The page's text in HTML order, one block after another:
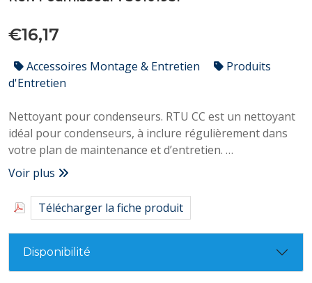
€16,17
Accessoires Montage & Entretien
Produits
d'Entretien
Nettoyant pour condenseurs. RTU CC est un nettoyant
idéal pour condenseurs, à inclure régulièrement dans
votre plan de maintenance et d’entretien.
Il élimine efficacement les types les plus courants de
saletés et de débris.
RTU est biodégradable et sans danger pour l’homme et
l’environnement.
Voir plus
Télécharger la fiche produit
Disponibilité